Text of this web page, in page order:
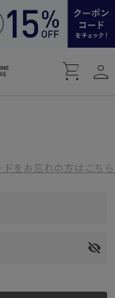
shopping_cart person
ドをお忘れの方はこちら